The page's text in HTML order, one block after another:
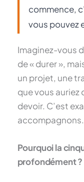
commence,
vous pouvez
Imaginez-vous
de « durer »,
un projet, une
que vous auriez
devoir. C’est
accompagnons.
Pourquoi la
profondément ?